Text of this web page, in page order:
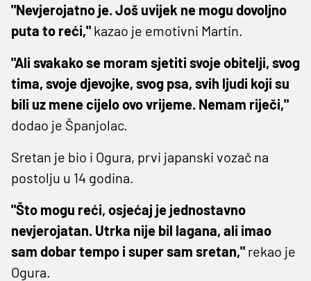
"Nevjerojatno je. Još uvijek ne mogu dovoljno
puta to reći," kazao je emotivni Martin.
"Ali svakako se moram sjetiti svoje obitelji, svog
tima, svoje djevojke, svog psa, svih ljudi koji su
bili uz mene cijelo ovo vrijeme. Nemam riječi,"
dodao je Španjolac.
Sretan je bio i Ogura, prvi japanski vozač na
postolju u 14 godina.
"Što mogu reći, osjećaj je jednostavno
nevjerojatan. Utrka nije bil lagana, ali imao
sam dobar tempo i super sam sretan," rekao je
Ogura.